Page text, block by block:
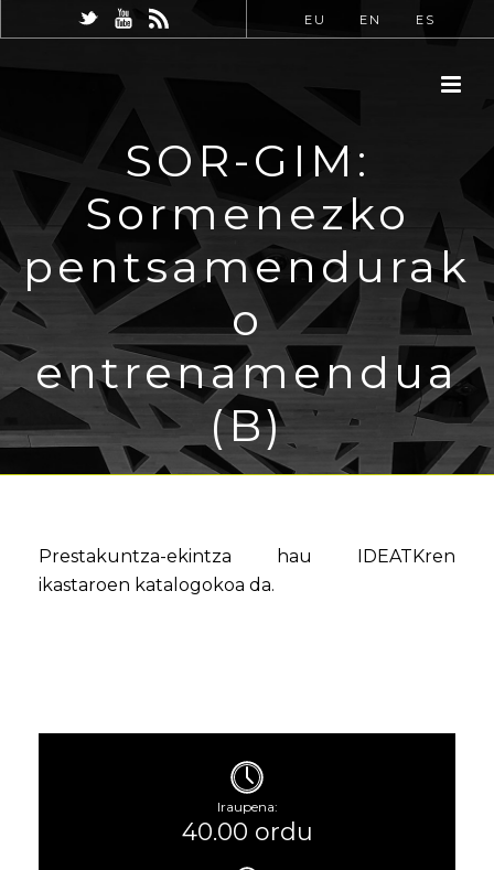
EU EN ES
SOR-GIM:
Sormenezko
pentsamendurak
o
entrenamendua
(B)
Prestakuntza-ekintza hau IDEATKren
ikastaroen katalogokoa da.
Iraupena:
40.00 ordu